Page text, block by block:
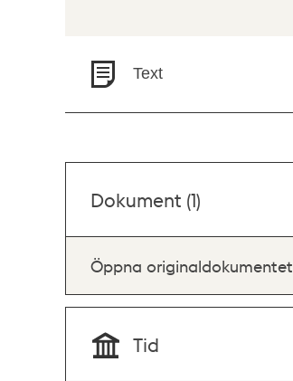
Text
Dokument (1)
Öppna originaldokumentet
Tid